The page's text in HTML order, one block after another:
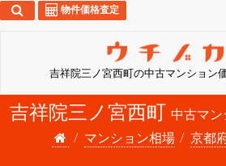
吉祥院三ノ宮西町の中古マンション
物件価格査定
吉祥院三ノ宮西町 中古マ
マンション相場
京都